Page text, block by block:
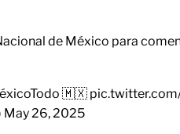
de México para
🇲🇽
May 26, 2025